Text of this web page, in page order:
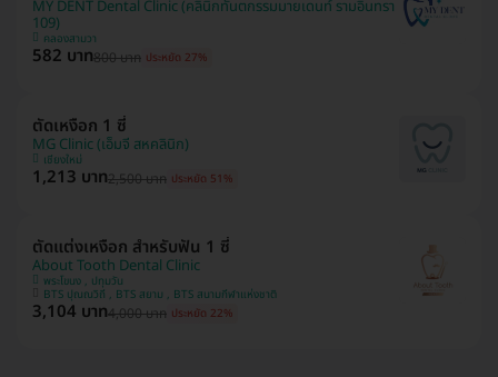
MY DENT Dental Clinic (คลินิกทันตกรรมมายเดนท์ รามอินทรา
109)
คลองสามวา
582 บาท800 บาท ประหยัด 27%
ตัดเหงือก 1 ซี่
MG Clinic (เอ็มจี สหคลินิก)
เชียงใหม่
1,213 บาท2,500 บาท ประหยัด 51%
ตัดแต่งเหงือก สำหรับฟัน 1 ซี่
About Tooth Dental Clinic
พระโขนง , ปทุมวัน
BTS ปุณณวิถี , BTS สยาม , BTS สนามกีฬาแห่งชาติ
3,104 บาท4,000 บาท ประหยัด 22%